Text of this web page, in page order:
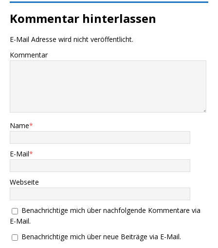
Kommentar hinterlassen
E-Mail Adresse wird nicht veröffentlicht.
Kommentar
Name*
E-Mail*
Webseite
Benachrichtige mich über nachfolgende Kommentare via
E-Mail.
Benachrichtige mich über neue Beiträge via E-Mail.